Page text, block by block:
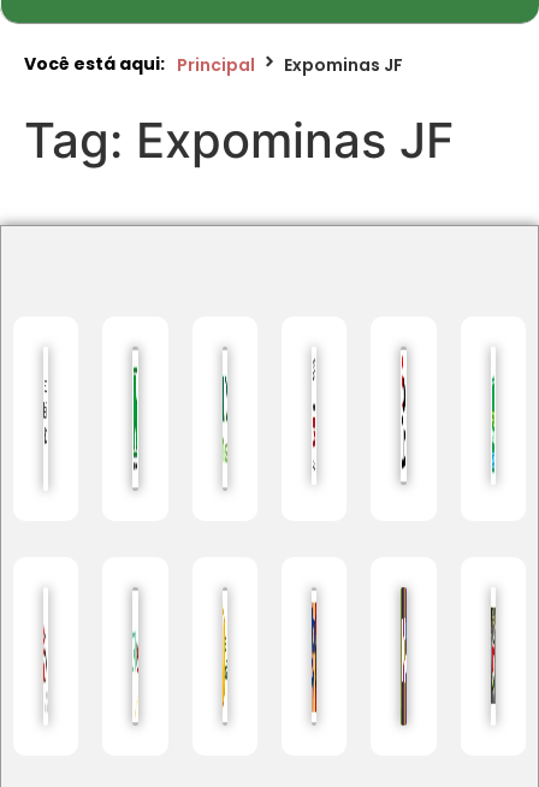
Você está aqui: Principal Expominas JF
Tag: Expominas JF